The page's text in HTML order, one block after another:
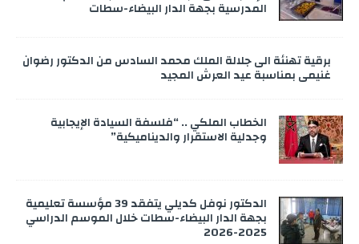
المدرسية بجهة الدار البيضاء-سطات
برقية تهنئة الى جلالة الملك محمد السادس من الدكتور رضوان
غنيمي بمناسبة عيد العرش المجيد
الخطاب الملكي .. “فلسفة السيادة الإيجابية
وجدلية الاستقرار والديناميكية”
الدكتور نوفل كديلي يتفقد 39 مؤسسة تعليمية
بجهة الدار البيضاء-سطات خلال الموسم الدراسي
2025-2026